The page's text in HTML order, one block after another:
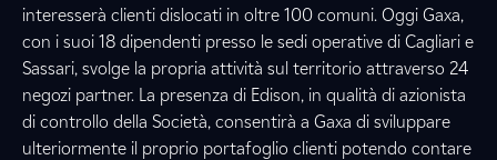
interesserà clienti dislocati in oltre 100 comuni. Oggi Gaxa,
con i suoi 18 dipendenti presso le sedi operative di Cagliari e
Sassari, svolge la propria attività sul territorio attraverso 24
negozi partner. La presenza di Edison, in qualità di azionista
di controllo della Società, consentirà a Gaxa di sviluppare
ulteriormente il proprio portafoglio clienti potendo contare